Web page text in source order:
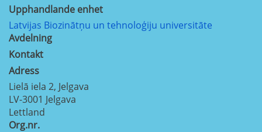
Upphandlande enhet
Latvijas Biozinātņu un tehnoloģiju universitāte
Avdelning
Kontakt
Adress
Lielā iela 2, Jelgava
LV-3001 Jelgava
Lettland
Org.nr.